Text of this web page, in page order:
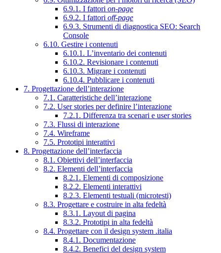
6.9.1. I fattori on-page
6.9.2. I fattori off-page
6.9.3. Strumenti di diagnostica SEO: Search
Console
6.10. Gestire i contenuti
6.10.1. L’inventario dei contenuti
6.10.2. Revisionare i contenuti
6.10.3. Migrare i contenuti
6.10.4. Pubblicare i contenuti
7. Progettazione dell’interazione
7.1. Caratteristiche dell’interazione
7.2. User stories per definire l’interazione
7.2.1. Differenza tra scenari e user stories
7.3. Flussi di interazione
7.4. Wireframe
7.5. Prototipi interattivi
8. Progettazione dell’interfaccia
8.1. Obiettivi dell’interfaccia
8.2. Elementi dell’interfaccia
8.2.1. Elementi di composizione
8.2.2. Elementi interattivi
8.2.3. Elementi testuali (microtesti)
8.3. Progettare e costruire in alta fedeltà
8.3.1. Layout di pagina
8.3.2. Prototipi in alta fedeltà
8.4. Progettare con il design system .italia
8.4.1. Documentazione
8.4.2. Benefici del design system